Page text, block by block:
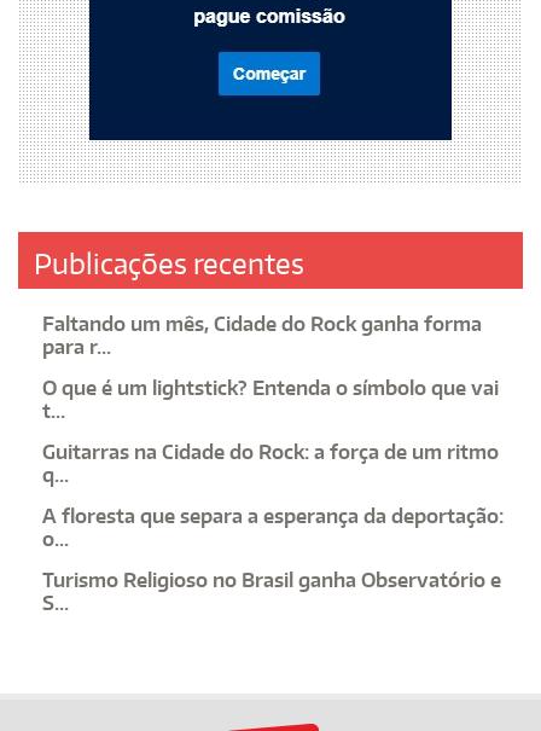
Publicações recentes
Faltando um mês, Cidade do Rock ganha forma
para r...
O que é um lightstick? Entenda o símbolo que vai
t...
Guitarras na Cidade do Rock: a força de um ritmo
q...
A floresta que separa a esperança da deportação:
o...
Turismo Religioso no Brasil ganha Observatório e
S...